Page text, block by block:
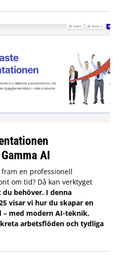
AI
en professionell
om tid? Då kan verktyget
du behöver. I denna
visar vi hur du skapar en
med modern AI-teknik,
arbetsflöden och tydliga